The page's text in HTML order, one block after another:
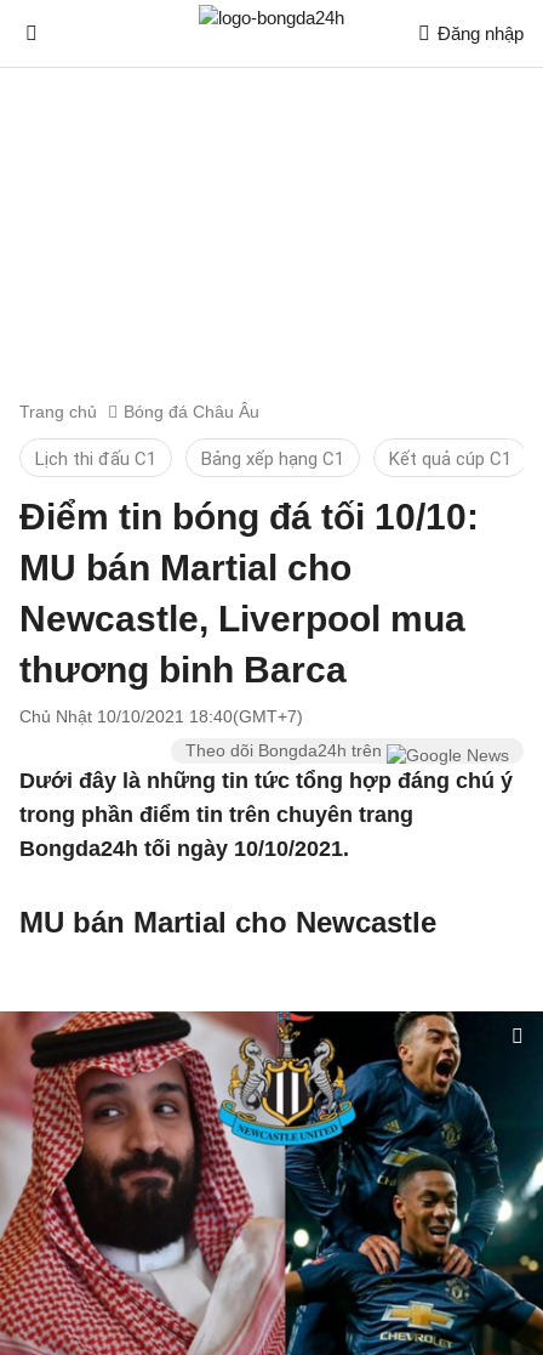
Đăng nhập
Trang chủ Bóng đá Châu Âu
Lịch thi đấu C1 Bảng xếp hạng C1 Kết quả cúp C1
Điểm tin bóng đá tối 10/10:
MU bán Martial cho
Newcastle, Liverpool mua
thương binh Barca
Chủ Nhật 10/10/2021 18:40(GMT+7)
Theo dõi Bongda24h trên
Dưới đây là những tin tức tổng hợp đáng chú ý
trong phần điểm tin trên chuyên trang
Bongda24h tối ngày 10/10/2021.
MU bán Martial cho Newcastle